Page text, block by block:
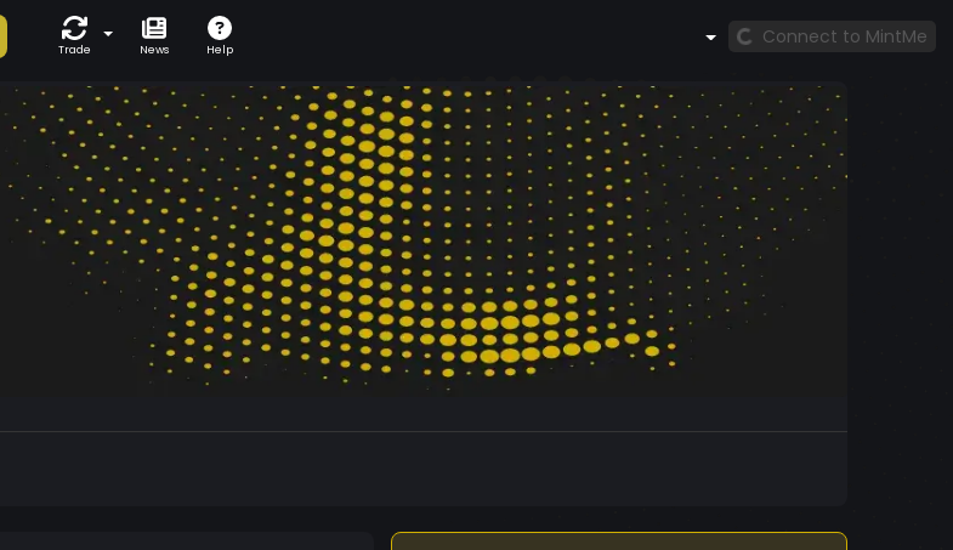
Trade News Help
Connect to MintMe